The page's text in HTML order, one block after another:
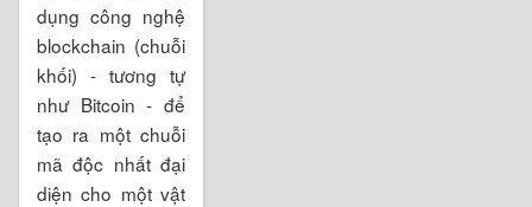
dụng công nghệ
blockchain (chuỗi
khối) - tương tự
như Bitcoin - để
tạo ra một chuỗi
mã độc nhất đại
diện cho một vật